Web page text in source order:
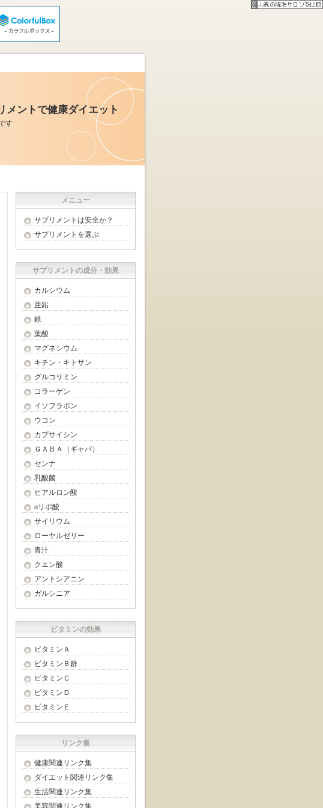
メントで健康ダイエット
す
メニュー
サプリメントは安全か？
サプリメントを選ぶ
サプリメントの成分・効果
カルシウム
亜鉛
鉄
葉酸
マグネシウム
キチン・キトサン
グルコサミン
コラーゲン
イソフラボン
ウコン
カプサイシン
ＧＡＢＡ（ギャバ）
センナ
乳酸菌
ヒアルロン酸
αリポ酸
サイリウム
ローヤルゼリー
青汁
クエン酸
アントシアニン
ガルシニア
ビタミンの効果
ビタミンＡ
ビタミンＢ群
ビタミンＣ
ビタミンＤ
ビタミンＥ
リンク集
健康関連リンク集
ダイエット関連リンク集
生活関連リンク集
美容関連リンク集